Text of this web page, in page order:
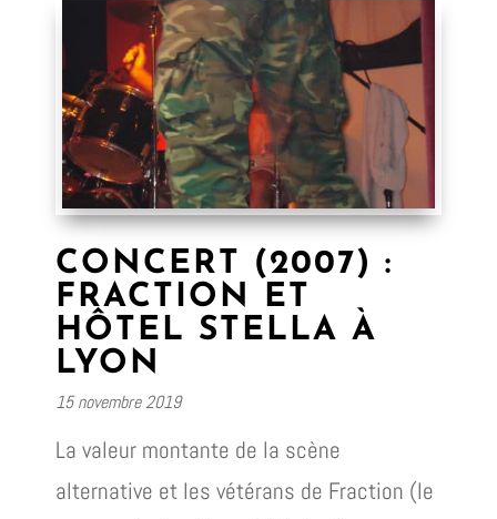
CONCERT (2007) :
FRACTION ET
HÔTEL STELLA À
LYON
15 novembre 2019
La valeur montante de la scène
alternative et les vétérans de Fraction (le